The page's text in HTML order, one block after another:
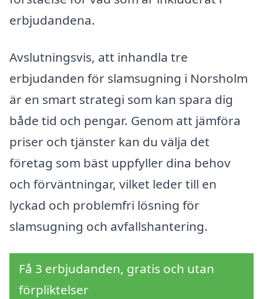
erbjudandena.
Avslutningsvis, att inhandla tre
erbjudanden för slamsugning i Norsholm
är en smart strategi som kan spara dig
både tid och pengar. Genom att jämföra
priser och tjänster kan du välja det
företag som bäst uppfyller dina behov
och förväntningar, vilket leder till en
lyckad och problemfri lösning för
slamsugning och avfallshantering.
Få 3 erbjudanden, gratis och utan
förpliktelser